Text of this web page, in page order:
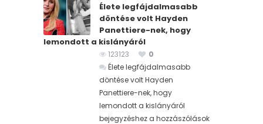
Élete legfájdalmasabb
döntése volt Hayden
Panettiere-nek, hogy
lemondott a kislányáról
123123
0
Élete legfájdalmasabb
döntése volt Hayden
Panettiere-nek, hogy
lemondott a kislányáról
bejegyzéshez a hozzászólások